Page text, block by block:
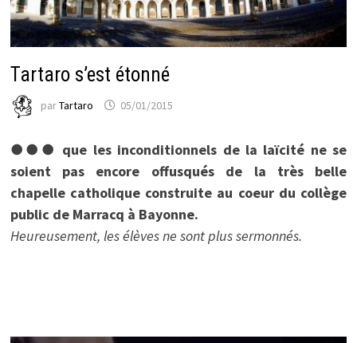
Tartaro s’est étonné
parTartaro 05/01/2015
●●● que les inconditionnels de la laïcité ne se
soient pas encore offusqués de la très belle
chapelle catholique construite au coeur du collège
public de Marracq à Bayonne.
Heureusement, les élèves ne sont plus sermonnés.